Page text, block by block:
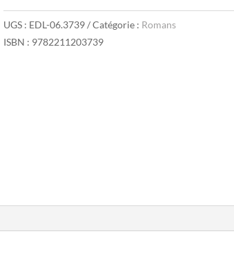
UGS : EDL-06.3739 Catégorie : Romans
ISBN : 9782211203739